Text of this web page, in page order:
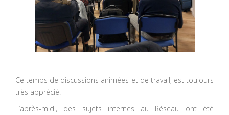
Ce temps de discussions animées et de travail, est toujours
très apprécié.
L’après-midi, des sujets internes au Réseau ont été